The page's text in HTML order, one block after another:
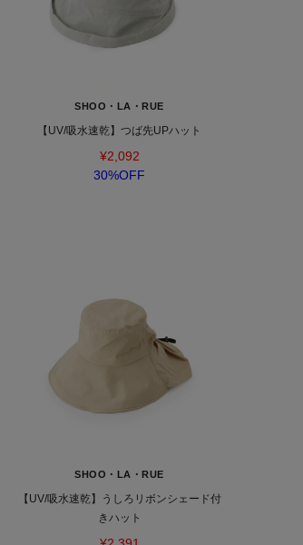
SHOO・LA・RUE
【UV/吸水速乾】つば先UPハット
¥2,092
30%OFF
SHOO・LA・RUE
【UV/吸水速乾】うしろリボンシェード付
きハット